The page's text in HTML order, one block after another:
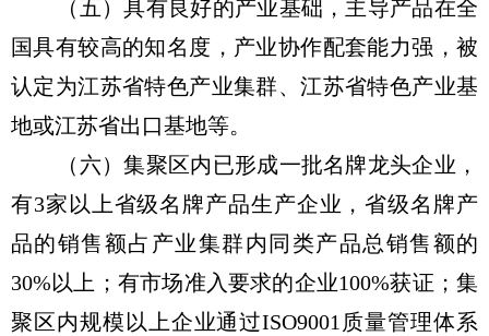
（五）具有良好的产业基础，主导产品在全
国具有较高的知名度，产业协作配套能力强，被
认定为江苏省特色产业集群、江苏省特色产业基
地或江苏省出口基地等。
（六）集聚区内已形成一批名牌龙头企业，
有3家以上省级名牌产品生产企业，省级名牌产
品的销售额占产业集群内同类产品总销售额的
30%以上；有市场准入要求的企业100%获证；集
聚区内规模以上企业通过ISO9001质量管理体系